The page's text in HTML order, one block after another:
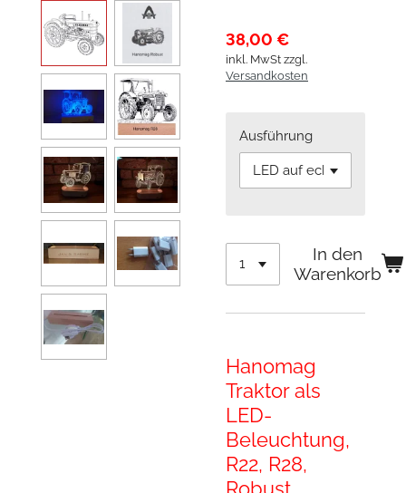
38,00 €
inkl. MwSt zzgl.
Versandkosten
Ausführung
In den
Warenkorb
Hanomag
Traktor als
LED-
Beleuchtung,
R22, R28,
Robust